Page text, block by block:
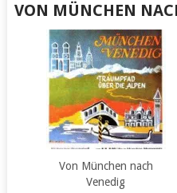
VON MÜNCHEN
Von München nach
Venedig